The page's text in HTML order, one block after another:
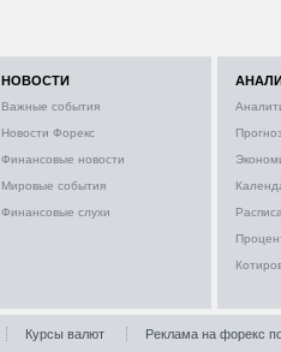
НОВОСТИ
Важные события
Новости Форекс
Финансовые новости
Мировые события
Финансовые слухи
Курсы валют Реклама на форекс